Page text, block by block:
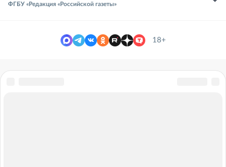
ФГБУ «Редакция «Российской газеты»
18+